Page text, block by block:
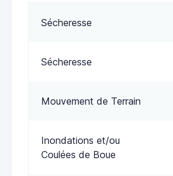
Sécheresse
Sécheresse
Mouvement de Terrain
Inondations et/ou
Coulées de Boue